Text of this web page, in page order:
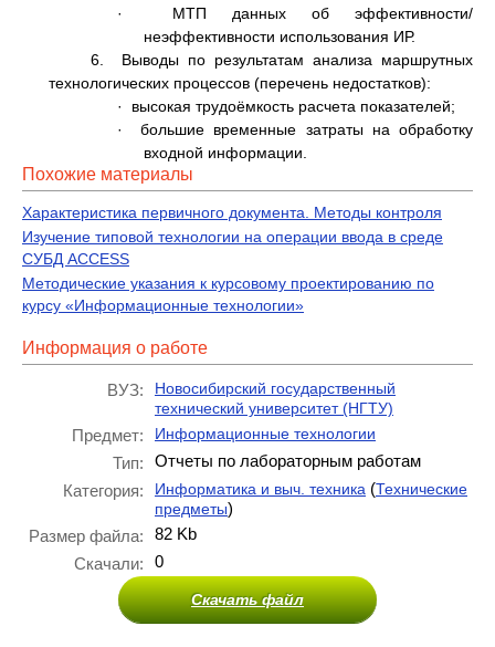
· МТП данных об эффективности/
неэффективности использования ИР.
6. Выводы по результатам анализа маршрутных
технологических процессов (перечень недостатков):
· высокая трудоёмкость расчета показателей;
· большие временные затраты на обработку
входной информации.
Похожие материалы
Характеристика первичного документа. Методы контроля
Изучение типовой технологии на операции ввода в среде
СУБД ACCESS
Методические указания к курсовому проектированию по
курсу «Информационные технологии»
Информация о работе
ВУЗ:
Новосибирский государственный
технический университет (НГТУ)
Предмет: Информационные технологии
Тип:
Отчеты по лабораторным работам
Категория:
Информатика и выч. техника (Технические
предметы)
Размер файла:
82 Kb
Скачали:
0
Скачать файл